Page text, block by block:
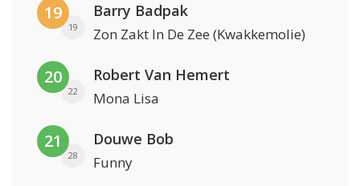
19
19
Barry Badpak
Zon Zakt In De Zee (Kwakkemolie)
20
22
Robert Van Hemert
Mona Lisa
21
28
Douwe Bob
Funny